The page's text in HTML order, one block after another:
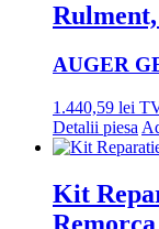
AUGER
1.440,59 lei
Detalii piesa
Kit